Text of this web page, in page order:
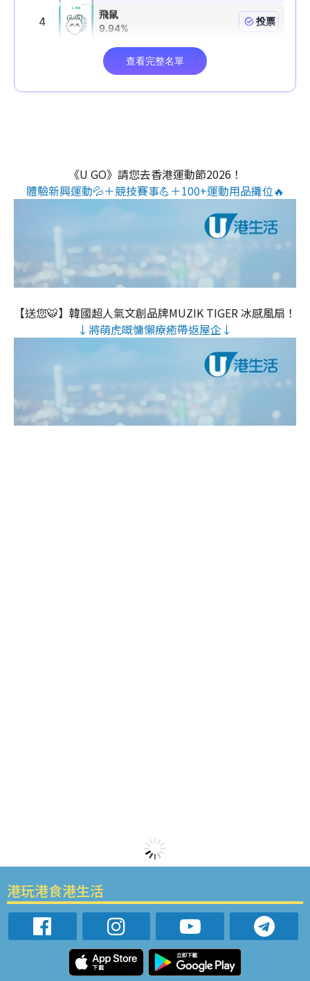
《U GO》請您去香港運動節2026！
體驗新興運動💦＋競技賽事💪＋100+運動用品攤位🔥
【送您🐯】韓國超人氣文創品牌MUZIK TIGER 冰感風扇！
↓將萌虎嘅慵懶療癒帶返屋企↓
港玩港食港生活